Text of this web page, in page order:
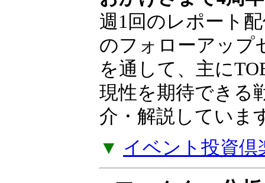
おかげさまで4周年
週1回のレポート
のフォローアップ
を通して、主に
現性を期待できる
介・解説していま
▼ イベント投資倶